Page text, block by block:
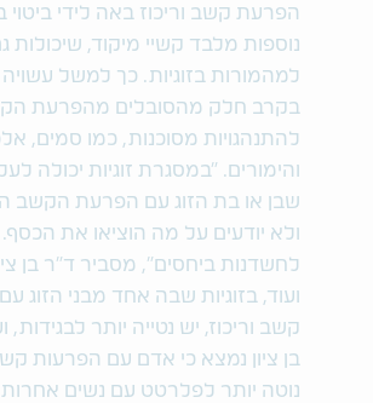
הפרעת קשב וריכוז באה לידי ביטוי
נוספות מלבד קשיי מיקוד, שיכולות
למהמורות בזוגיות. כך למשל עשויה
בקרב חלק מהסובלים מהפרעת
להתנהגויות מסוכנות, כמו סמים,
והימורים. "במסגרת זוגיות יכולה
שבן או בת הזוג עם הפרעת הקשב
ולא יודעים על מה הוציאו את הכסף.
לחשדנות ביחסים", מסביר ד"ר בן
ועוד, בזוגיות שבה אחד מבני הזוג
קשב וריכוז, יש נטייה יותר לבגידות,
בן ציון נמצא כי אדם עם הפרעות
נוטה יותר לפלרטט עם נשים